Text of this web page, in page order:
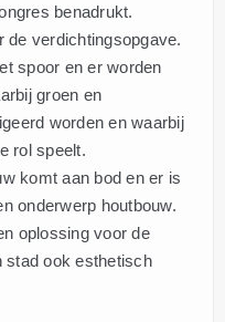
benadrukt.
de verdichtingsopgave.
spoor en er worden
groen en
worden en waarbij
rol speelt.
komt aan bod en er is
onderwerp houtbouw.
oplossing voor de
stad ook esthetisch